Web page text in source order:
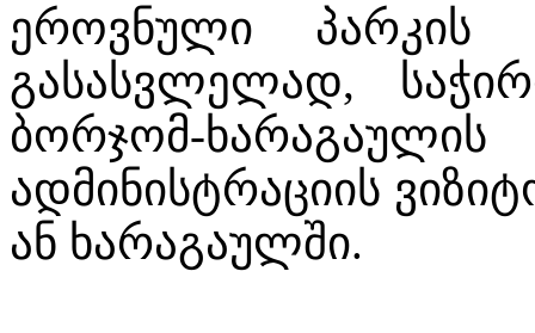
ეროვნული პარკის
გასასვლელად,
ბორჯომ-
ადმინისტრაციის
ან ხარაგაულში.